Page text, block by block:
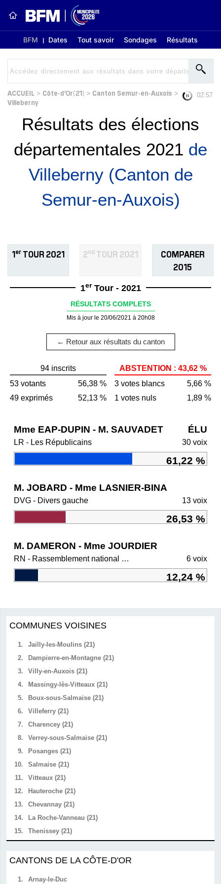
BFM Dates Tout savoir Sondages Résultats
ACCUEIL > Côte-d'Or(21) > Canton Semur-en-Auxois >
Villeberny
02:56
Résultats des élections
départementales 2021 de
Villeberny (Canton de
Semur-en-Auxois)
1er TOUR 2021 2ndTOUR 2021
COMPARER
2015
1erTour - 2021
RÉSULTATS COMPLETS
Mis à jour le 20/06/2021 à 20h08
← Retour aux résultats du canton
94 inscrits
53 votants
56,38 %
49 exprimés
52,13 %
ABSTENTION : 43,62 %
3 votes blancs
5,66 %
1 votes nuls
1,89 %
Mme EAP-DUPIN - M. SAUVADET ÉLU
LR - Les Républicains 30 voix
61,22 %
M. JOBARD - Mme LASNIER-BINA
DVG - Divers gauche 13 voix
26,53 %
M. DAMERON - Mme JOURDIER
RN - Rassemblement national et ses alliés 6 voix
12,24 %
COMMUNES VOISINES
1.
Jailly-les-Moulins (21)
2.
Dampierre-en-Montagne (21)
3.
Villy-en-Auxois (21)
4.
Massingy-lès-Vitteaux (21)
5.
Boux-sous-Salmaise (21)
6.
Villeferry (21)
7.
Charencey (21)
8.
Verrey-sous-Salmaise (21)
9.
Posanges (21)
10.
Salmaise (21)
11.
Vitteaux (21)
12.
Hauteroche (21)
13.
Chevannay (21)
14.
La Roche-Vanneau (21)
15.
Thenissey (21)
CANTONS DE LA CÔTE-D'OR
1. Arnay-le-Duc